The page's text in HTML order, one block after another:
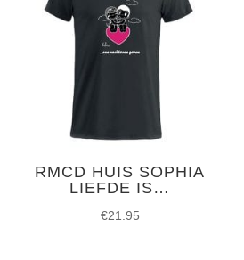
RMCD HUIS SOPHIA
LIEFDE IS…
€21.95